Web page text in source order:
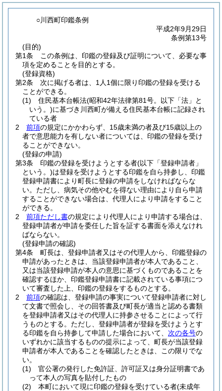
○川西町印鑑条例
平成2年9月29日
条例第13号
(目的)
第1条
この条例は、印鑑の登録及び証明について、必要な事
項を定めることを目的とする。
(登録資格)
第2条
次に掲げる者は、1人1個に限り印鑑の登録を受ける
ことができる。
(1)
住民基本台帳法(昭和42年法律第81号。以下「法」と
いう。)に基づき川西町が備える住民基本台帳に記録され
ている者
2
前項の規定にかかわらず、15歳未満の者及び15歳以上の
者で意思能力を有しない者については、印鑑の登録を受け
ることができない。
(登録の申請)
第3条
印鑑の登録を受けようとする者(以下「登録申請者」
という。)は登録を受けようとする印鑑を自ら持参し、印鑑
登録申請書により町長に登録の申請をしなければならな
い。 ただし、病気その他やむを得ない理由により自ら申請
することができない場合は、代理人により申請をすること
ができる。
2
前項ただし書の規定により代理人により申請する場合は、
登録申請者が申請を委任した旨を証する書面を添えなけれ
ばならない。
(登録申請の確認)
第4条
町長は、登録申請者又はその代理人から、印鑑登録の
申請があったときは、当該登録申請者が本人であること、
又は当該登録申請が本人の意思に基づくものであることを
確認するほか、印鑑登録申請書に記載されている事項につ
いて審査した上、印鑑の登録をするものとする。
2
前項の確認は、登録申請の事実について登録申請者に対し
て文書で照会し、その回答書及び町長が適当と認める書類
を登録申請者又はその代理人に持参させることによって行
うものとする。 ただし、登録申請者が登録を受けようとす
る印鑑を自ら持参して申請した場合において、 次の各号の
いずれかに該当するものの提示によって、町長が当該登録
申請者が本人であることを確認したときは、この限りでな
い。
(1)
官公署の発行した免許証、許可証又は身分証明書であ
って本人の写真を貼付したもの
(2)
本町において現に印鑑の登録を受けている者(未成年